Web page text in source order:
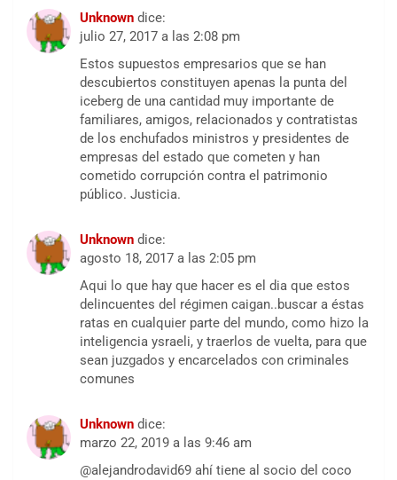
Unknown dice:
julio 27, 2017 a las 2:08 pm
Estos supuestos empresarios que se han
descubiertos constituyen apenas la punta del
iceberg de una cantidad muy importante de
familiares, amigos, relacionados y contratistas
de los enchufados ministros y presidentes de
empresas del estado que cometen y han
cometido corrupción contra el patrimonio
público. Justicia.
Unknown dice:
agosto 18, 2017 a las 2:05 pm
Aqui lo que hay que hacer es el dia que estos
delincuentes del régimen caigan..buscar a éstas
ratas en cualquier parte del mundo, como hizo la
inteligencia ysraeli, y traerlos de vuelta, para que
sean juzgados y encarcelados con criminales
comunes
Unknown dice:
marzo 22, 2019 a las 9:46 am
@alejandrodavid69 ahí tiene al socio del coco